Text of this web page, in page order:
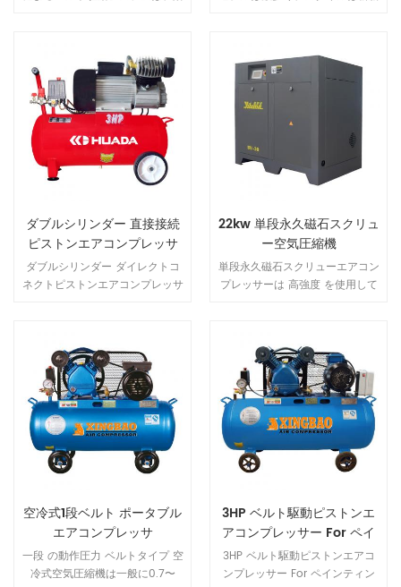
ー伝達と一定の流れの高効率を確
保することです 出力。
ダブルシリンダー 直接接続
ピストンエアコンプレッサ
ー
ダブルシリンダー ダイレクトコ
ネクトピストンエアコンプレッサ
22kw 単段永久磁石スクリュ
ー空気圧縮機
単段永久磁石スクリューエアコン
プレッサーは 高強度 を使用して
磁性鋼、作る 希土類 永久磁石モ
ーターは、小型、軽量、高効率、
優れた特性など、一連の 利点 を
備えています。
空冷式1段ベルト ポータブル
エアコンプレッサ
一段 の動作圧力 ベルトタイプ 空
冷式空気圧縮機は一般に0.7〜
3HP ベルト駆動ピストンエ
アコンプレッサー For ペイ
ンティング
3HP ベルト駆動ピストンエアコ
ンプレッサー For ペインティン